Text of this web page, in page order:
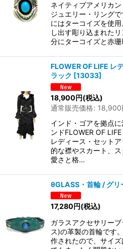
ネイティブアメリカ
ジュエリー・リング
にはターコイズを使
し出す彫り込まれた
分にターコイズと赤
FLOWER OF LIFE レ
ラック [13033]
18,900円(税込)
通常販売価格: 18,900
インド・ゴアを拠点
ンドFLOWER OF
レディース・セット
的な襟やスカート、
愛さと格…
θGLASS・首輪 / グリ
17,280円(税込)
ガラスアクセサリー
ス)の革製の首輪です
作されたので、サイ